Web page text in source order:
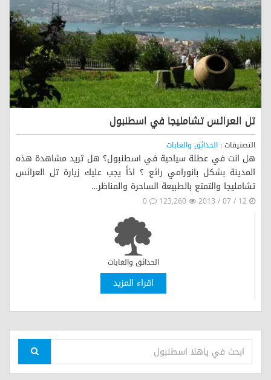
تل العرائس تشامليجا في اسطنبول
التصنيفات : الحدائق والغابات
هل انت في عطلة سياحية في اسطنبول؟ هل تريد مشاهدة هذه
المدينة بشكل بانورامي رائع ؟ اذاً يجب عليك زيارة تل العرائس
تشامليجا والتمتع بالطبيعة الساحرة والمناظر…
الحدائق والغابات
اقراء المزيد